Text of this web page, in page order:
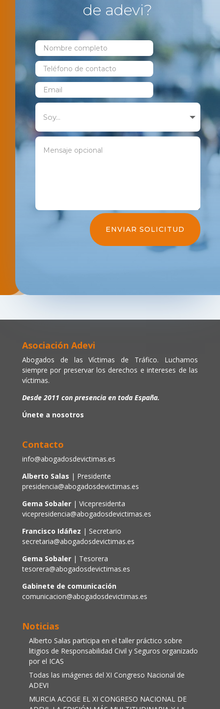
de adevi?
ENVIAR SOLICITUD
Asociación Adevi
Abogados de las Víctimas de Tráfico. Luchamos
siempre por preservar los derechos e intereses de las
víctimas.
Desde 2011 con presencia en toda España.
Únete a nosotros
Contacto
info@abogadosdevictimas.es
Alberto Salas | Presidente
presidencia@abogadosdevictimas.es
Gema Sobaler | Vicepresidenta
vicepresidencia@abogadosdevictimas.es
Francisco Idáñez | Secretario
secretaria@abogadosdevictimas.es
Gema Sobaler| Tesorera
tesorera@abogadosdevictimas.es
Gabinete de comunicación
comunicacion@abogadosdevictimas.es
Noticias
Alberto Salas participa en el taller práctico sobre
litigios de Responsabilidad Civil y Seguros organizado
por el ICAS
Todas las imágenes del XI Congreso Nacional de
ADEVI
MURCIA ACOGE EL XI CONGRESO NACIONAL DE